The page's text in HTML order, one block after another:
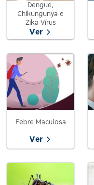
Dengue,
Chikungunya e
Zika Vírus
Ver
Febre Maculosa
Ver